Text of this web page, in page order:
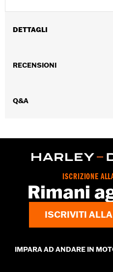
DETTAGLI
Istruzioni di installazione
intercambiabili Dominion
RECENSIONI
Q&A
ISCRIZIONE
Rimani
ISCRIVITI
IMPARA AD ANDARE IN